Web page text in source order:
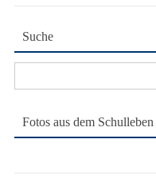
Suche
nach:
Fotos aus dem Schulleben